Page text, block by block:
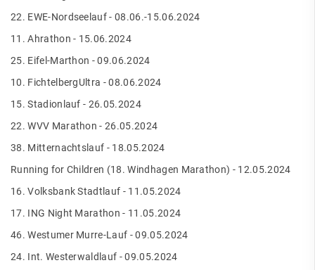
22. EWE-Nordseelauf - 08.06.-15.06.2024
11. Ahrathon - 15.06.2024
25. Eifel-Marthon - 09.06.2024
10. FichtelbergUltra - 08.06.2024
15. Stadionlauf - 26.05.2024
22. WVV Marathon - 26.05.2024
38. Mitternachtslauf - 18.05.2024
Running for Children (18. Windhagen Marathon) - 12.05.2024
16. Volksbank Stadtlauf - 11.05.2024
17. ING Night Marathon - 11.05.2024
46. Westumer Murre-Lauf - 09.05.2024
24. Int. Westerwaldlauf - 09.05.2024